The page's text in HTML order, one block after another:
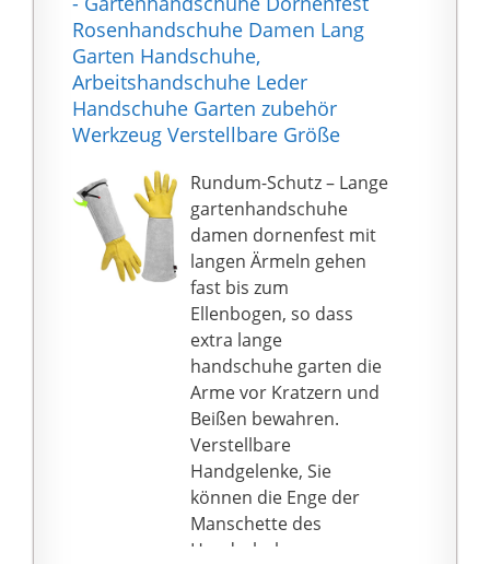
Diese Rindsleder
Gartenhandschuhe
sind ideal für
Gartenarbeit,
Landwirtschaft,
Trimmen von Rosen,
Sträuchern und
Heidelbeeren,
Schneiden von Kakteen
und anderen
Stachelpflanzen im
Garten oder auf der
Terrasse.
International products
have separate terms,
are sold from abroad
and may differ from
local products,
including fit, age
ratings, and language
Rosenhandschuhe Damen Lang
Garten Handschuhe,
Arbeitshandschuhe Leder
Handschuhe Garten zubehör
Werkzeug Verstellbare Größe
Rundum-Schutz – Lange
gartenhandschuhe
damen dornenfest mit
langen Ärmeln gehen
fast bis zum
Ellenbogen, so dass
extra lange
handschuhe garten die
Arme vor Kratzern und
Beißen bewahren.
Verstellbare
Handgelenke, Sie
können die Enge der
Manschette des
Handschuhs anpassen,